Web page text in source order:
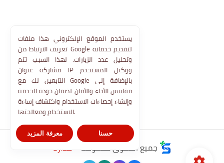
جميع الحقوق محفوظة © مدارنا
يستخدم الموقع الإلكتروني هذا ملفات
تعريف الارتباط من Google لتقديم خدماته
وتحليل عدد الزيارات. لهذا السبب تتم
مشاركة عنوان IP ووكيل المستخدم
التابعين لك مع Google بالإضافة إلى
مقاييس الأداء والأمان لضمان جودة الخدمة
وإنشاء إحصاءات الاستخدام واكتشاف إساءة
الاستخدام ومعالجتها.
معرفة المزيد حسنا